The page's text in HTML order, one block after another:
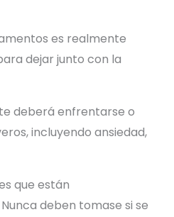
es realmente
dejar junto con la
deberá enfrentarse o
incluyendo ansiedad,
que están
deben tomase si se